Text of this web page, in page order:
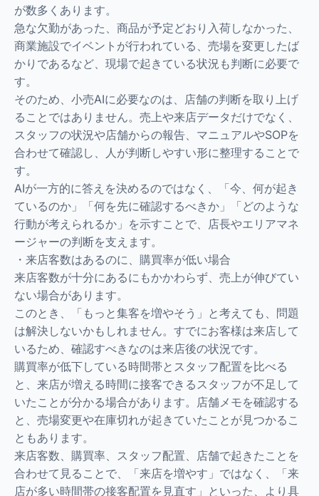
が数多くあります。
急な欠勤があった、商品が予定どおり入荷しなかった、
商業施設でイベントが行われている、売場を変更したば
かりであるなど、現場で起きている状況も判断に必要で
す。
そのため、小売AIに必要なのは、店舗の判断を取り上げ
ることではありません。売上や来店データだけでなく、
スタッフの状況や店舗からの報告、マニュアルやSOPを
合わせて確認し、人が判断しやすい形に整理することで
す。
AIが一方的に答えを決めるのではなく、「今、何が起き
ているのか」「何を先に確認するべきか」「どのような
行動が考えられるか」を示すことで、店長やエリアマネ
ージャーの判断を支えます。
・来店客数はあるのに、購買率が低い場合
来店客数が十分にあるにもかかわらず、売上が伸びてい
ない場合があります。
このとき、「もっと集客を増やそう」と考えても、問題
は解決しないかもしれません。すでにお客様は来店して
いるため、確認すべきなのは来店後の状況です。
購買率が低下している時間帯とスタッフ配置を比べる
と、来店が増える時間に接客できるスタッフが不足して
いたことが分かる場合があります。店舗メモを確認する
と、売場変更や在庫切れが起きていたことが見つかるこ
ともあります。
来店客数、購買率、スタッフ配置、店舗で起きたことを
合わせて見ることで、「来店を増やす」ではなく、「来
店が多い時間帯の接客配置を見直す」といった、より具